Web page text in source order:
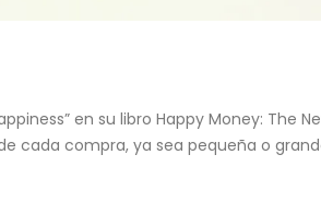
en su libro Happy Money: The
cada compra, ya sea pequeña o